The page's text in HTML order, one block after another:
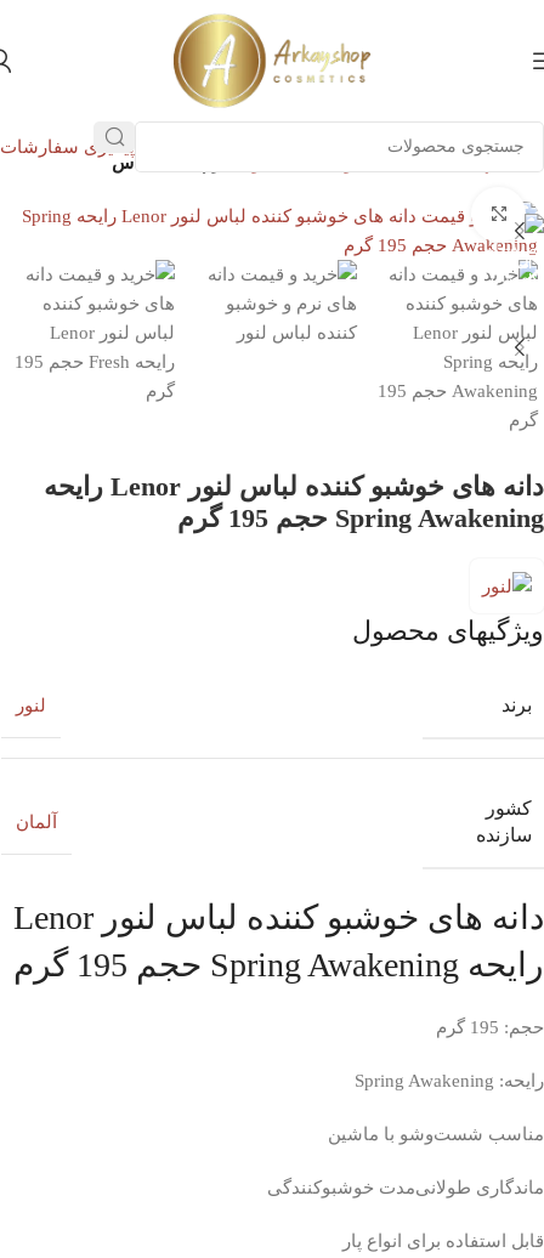
پیگیری سفارشات
بهداشت خانه نرم کننده لباس
بزرگنمایی تصویر
دانه های خوشبو کننده لباس لنور Lenor رایحه
Spring Awakening حجم 195 گرم
ویژگیهای محصول
برند لنور
کشور
سازنده
آلمان
دانه های خوشبو کننده لباس لنور Lenor
رایحه Spring Awakening حجم 195 گرم
حجم: 195 گرم
رایحه: Spring Awakening
مناسب شست‌وشو با ماشین
ماندگاری طولانی‌مدت خوشبوکنندگی
قابل استفاده برای انواع پار